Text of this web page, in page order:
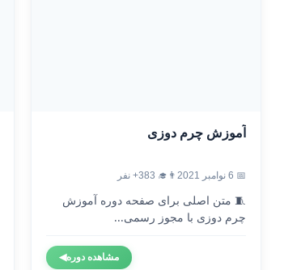
آموزش چرم دوزی
📅 6 نوامبر 2021 👨‍🎓 383+ نفر
🧵 متن اصلی برای صفحه دوره آموزش
چرم دوزی با مجوز رسمی...
مشاهده دوره◀